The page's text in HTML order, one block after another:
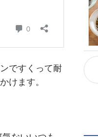
ですくって耐
けます。